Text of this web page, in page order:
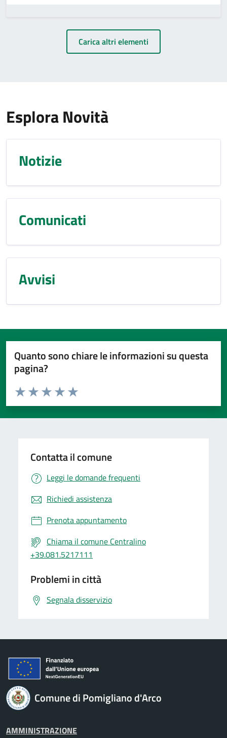
Carica altri elementi
Esplora Novità
Notizie
Comunicati
Avvisi
Quanto sono chiare le informazioni su questa
pagina?
Valuta da 1 a 5 stelle la pagina
Valuta 5 stelle su 5
Valuta 4 stelle su 5
Valuta 3 stelle su 5
Valuta 2 stelle su 5
Valuta 1 stelle su 5
Contatta il comune
Leggi le domande frequenti
Richiedi assistenza
Prenota appuntamento
Chiama il comune Centralino
+39.081.5217111
Problemi in città
Segnala disservizio
Comune di Pomigliano d'Arco
AMMINISTRAZIONE